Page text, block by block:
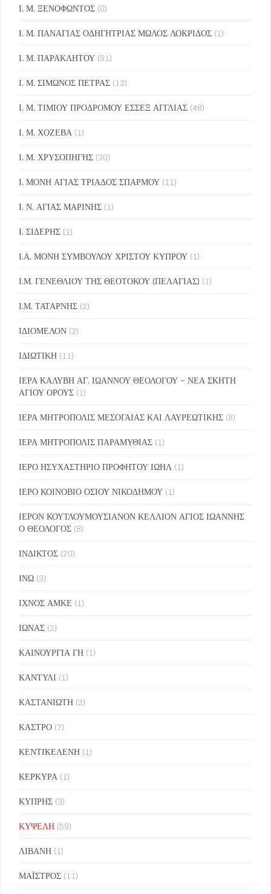
Ι. Μ. ΞΕΝΟΦΩΝΤΟΣ (0)
Ι. Μ. ΠΑΝΑΓΙΑΣ ΟΔΗΓΗΤΡΙΑΣ ΜΩΛΟΣ ΛΟΚΡΙΔΟΣ (1)
Ι. Μ. ΠΑΡΑΚΛΗΤΟΥ (91)
Ι. Μ. ΣΙΜΩΝΟΣ ΠΕΤΡΑΣ (12)
Ι. Μ. ΤΙΜΙΟΥ ΠΡΟΔΡΟΜΟΥ ΕΣΣΕΞ ΑΓΓΛΙΑΣ (48)
Ι. Μ. ΧΟΖΕΒΑ (1)
Ι. Μ. ΧΡΥΣΟΠΗΓΗΣ (30)
Ι. ΜΟΝΗ ΑΓΙΑΣ ΤΡΙΑΔΟΣ ΣΠΑΡΜΟΥ (11)
Ι. Ν. ΑΓΙΑΣ ΜΑΡΙΝΗΣ (1)
Ι. ΣΙΔΕΡΗΣ (1)
Ι.Α. ΜΟΝΗ ΣΥΜΒΟΥΛΟΥ ΧΡΙΣΤΟΥ ΚΥΠΡΟΥ (1)
Ι.Μ. ΓΕΝΕΘΛΙΟΥ ΤΗΣ ΘΕΟΤΟΚΟΥ (ΠΕΛΑΓΙΑΣ) (1)
Ι.Μ. ΤΑΤΑΡΝΗΣ (2)
ΙΔΙΟΜΕΛΟΝ (2)
ΙΔΙΩΤΙΚΗ (11)
ΙΕΡΑ ΚΑΛΥΒΗ ΑΓ. ΙΩΑΝΝΟΥ ΘΕΟΛΟΓΟΥ – ΝΕΑ ΣΚΗΤΗ
ΑΓΙΟΥ ΟΡΟΥΣ (1)
ΙΕΡΑ ΜΗΤΡΟΠΟΛΙΣ ΜΕΣΟΓΑΙΑΣ ΚΑΙ ΛΑΥΡΕΩΤΙΚΗΣ (8)
ΙΕΡΑ ΜΗΤΡΟΠΟΛΙΣ ΠΑΡΑΜΥΘΙΑΣ (1)
ΙΕΡΟ ΗΣΥΧΑΣΤΗΡΙΟ ΠΡΟΦΗΤΟΥ ΙΩΗΛ (1)
ΙΕΡΟ ΚΟΙΝΟΒΙΟ ΟΣΙΟΥ ΝΙΚΟΔΗΜΟΥ (1)
ΙΕΡΟΝ ΚΟΥΤΛΟΥΜΟΥΣΙΑΝΟΝ ΚΕΛΛΙΟΝ ΑΓΙΟΣ ΙΩΑΝΝΗΣ
Ο ΘΕΟΛΟΓΟΣ (8)
ΙΝΔΙΚΤΟΣ (20)
ΙΝΩ (3)
ΙΧΝΟΣ ΑΜΚΕ (1)
ΙΩΝΑΣ (2)
ΚΑΙΝΟΥΡΓΙΑ ΓΗ (1)
ΚΑΝΤΥΛΙ (1)
ΚΑΣΤΑΝΙΩΤΗ (2)
ΚΑΣΤΡΟ (7)
ΚΕΝΤΙΚΕΛΕΝΗ (1)
ΚΕΡΚΥΡΑ (1)
ΚΥΠΡΗΣ (3)
ΚΥΨΕΛΗ (59)
ΛΙΒΑΝΗ (1)
ΜΑΪΣΤΡΟΣ (11)